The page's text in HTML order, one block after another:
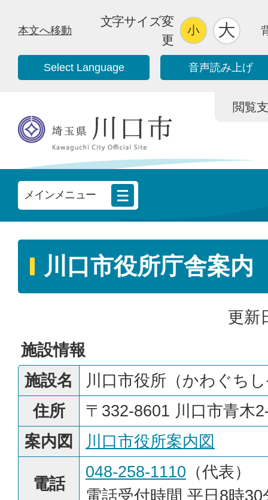
本文へ移動
文字サイズ変
更
Select Language 音声読み上げ
閲覧
メインメニュー
川口市役所庁舎案内
更新
施設情報
施設名
川口市役所（かわぐち
住所
〒332-8601 川口市青木
案内図
川口市役所案内図
電話
048-258-1110 （代表）
電話受付時間 平日8時